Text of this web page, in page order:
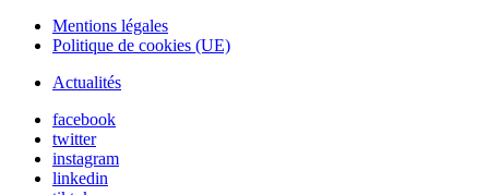
Mentions légales
Politique de cookies (UE)
Actualités
facebook
twitter
instagram
linkedin